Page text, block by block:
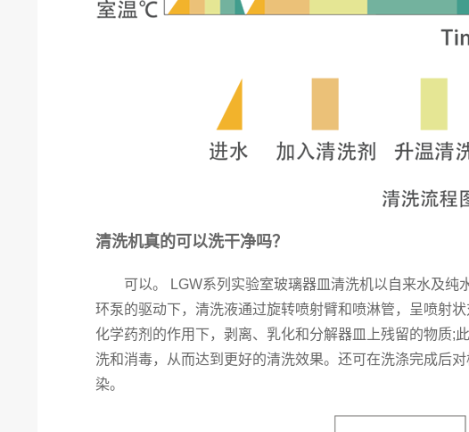
清洗机真的可以洗干净吗？
可以。 LGW系列实验室玻璃器皿清洗机以自来水及纯
环泵的驱动下，清洗液通过旋转喷射臂和喷淋管，呈喷射
化学药剂的作用下，剥离、乳化和分解器皿上残留的物质;
洗和消毒，从而达到更好的清洗效果。还可在洗涤完成后
染。